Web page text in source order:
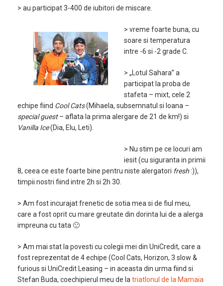
> au participat 3-400 de iubitori de miscare.
> vreme foarte buna, cu
soare si temperatura
intre -6 si -2 grade C.
> „Lotul Sahara” a
participat la proba de
stafeta – mixt, cele 2
echipe fiind Cool Cats(Mihaela, subsemnatul si Ioana –
special guest– aflata la prima alergare de 21 de km!) si
Vanilla Ice(Dia, Elu, Leti).
> Nu stim pe ce locuri am
iesit (cu siguranta in primii
8, ceea ce este foarte bine pentru niste alergatori fresh :)),
timpii nostri fiind intre 2h si 2h 30.
> Am fost incurajat frenetic de sotia mea si de fiul meu,
care a fost oprit cu mare greutate din dorinta lui de a alerga
impreuna cu tata 🙂
> Am mai stat la povesti cu colegii mei din UniCredit, care a
fost reprezentat de 4 echipe (Cool Cats, Horizon, 3 slow &
furious si UniCredit Leasing – in aceasta din urma fiind si
Stefan Buda, coechipierul meu de la triatlonul de la Mamaia